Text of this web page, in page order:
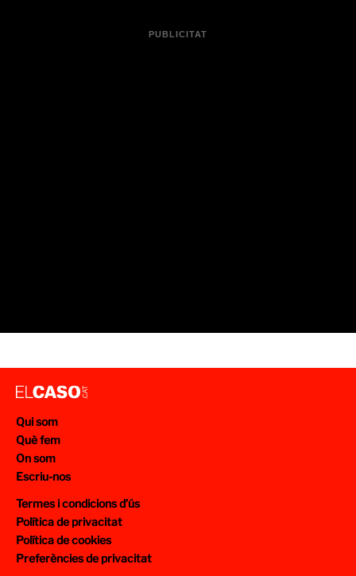
Qui som
Què fem
On som
Escriu-nos
Termes i condicions d’ús
Política de privacitat
Política de cookies
Preferències de privacitat